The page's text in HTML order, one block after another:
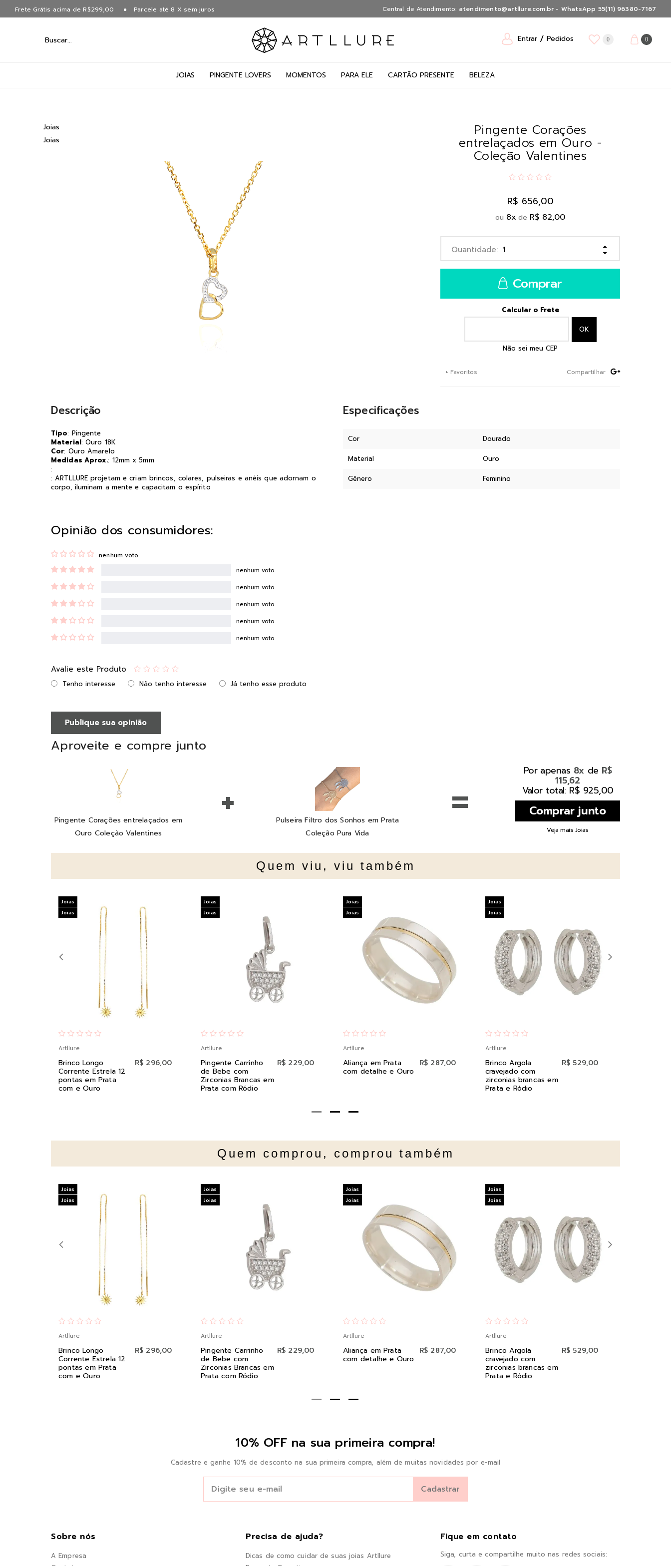
Frete Grátis acima de R$299,00 Parcele até 8 X sem juros Central de Atendimento: atendimento@artllure.com.br - WhatsApp 55(11) 96380-7167
Entrar Pedidos 0 0
JOIAS PINGENTE LOVERS MOMENTOS PARA ELE CARTÃO PRESENTE BELEZA
Joias
Joias
Pingente Corações
entrelaçados em Ouro -
Coleção Valentines
R$ 656,00
ou 8x de R$ 82,00
Comprar
Calcular o Frete
Não sei meu CEP
+ Favoritos Compartilhar
Descrição
Tipo: Pingente
Material: Ouro 18K
Cor: Ouro Amarelo
Medidas Aprox.: 12mm x 5mm
:
: ARTLLURE projetam e criam brincos, colares, pulseiras e anéis que adornam o
corpo, iluminam a mente e capacitam o espírito
Especificações
Cor Dourado
Material Ouro
Gênero Feminino
Opinião dos consumidores:
nenhum voto
nenhum voto
nenhum voto
nenhum voto
nenhum voto
nenhum voto
Avalie este Produto
Tenho interesse Não tenho interesse Já tenho esse produto
Publique sua opinião
Aproveite e compre junto
Pingente Corações entrelaçados em
Ouro Coleção Valentines
+
Pulseira Filtro dos Sonhos em Prata
Coleção Pura Vida
=
Por apenas 8x de R$
115,62
Valor total: R$ 925,00
Veja mais Joias
Quem viu, viu também
Artllure
Brinco Longo
Corrente Estrela 12
pontas em Prata
com e Ouro
R$ 296,00
Joias
Joias
Artllure
Pingente Carrinho
de Bebe com
Zirconias Brancas em
Prata com Ródio
R$ 229,00
Joias
Joias
Artllure
Aliança em Prata
com detalhe e Ouro
R$ 287,00
Joias
Joias
Artllure
Brinco Argola
cravejado com
zirconias brancas em
Prata e Ródio
R$ 529,00
Joias
Joias
Quem comprou, comprou também
Artllure
Brinco Longo
Corrente Estrela 12
pontas em Prata
com e Ouro
R$ 296,00
Joias
Joias
Artllure
Pingente Carrinho
de Bebe com
Zirconias Brancas em
Prata com Ródio
R$ 229,00
Joias
Joias
Artllure
Aliança em Prata
com detalhe e Ouro
R$ 287,00
Joias
Joias
Artllure
Brinco Argola
cravejado com
zirconias brancas em
Prata e Ródio
R$ 529,00
Joias
Joias
10% OFF na sua primeira compra!
Cadastre e ganhe 10% de desconto na sua primeira compra, além de muitas novidades por e-mail
Sobre nós
A Empresa
Precisa de ajuda?
Dicas de como cuidar de suas joias Artllure
Fique em contato
Siga, curta e compartilhe muito nas redes sociais: